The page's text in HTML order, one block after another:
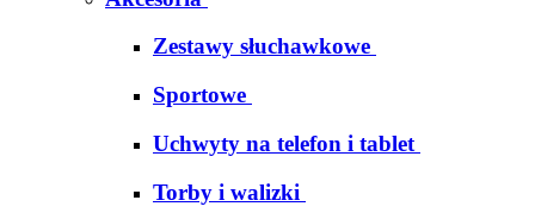
Zestawy słuchawkowe
Sportowe
Uchwyty na telefon i tablet
Torby i walizki